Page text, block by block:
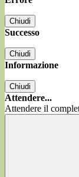
Chiudi
Successo
Chiudi
Informazione
Chiudi
Attendere...
Attendere il